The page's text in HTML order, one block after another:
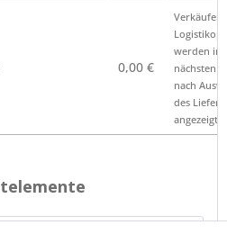
0,00 €
Verkäufer
werden im
nächsten
nach
des
angezeigt.